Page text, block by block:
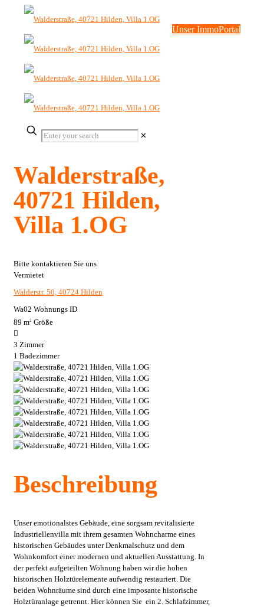
Unser ImmoPortal
✕
Walderstraße,
40721 Hilden,
Villa 1.OG
Bitte kontaktieren Sie uns
Vermietet
Walderstr. 50, 40724 Hilden
Wa02 Wohnungs ID
89 m2 Größe
3 Zimmer
1 Badezimmer
Beschreibung
Unser emotionalstes Gebäude, eine sorgsam revitalisierte
Industriellenvilla mit ihrem gesamten Wohncharme eines
historischen Gebäudes unter Denkmalschutz und dem
Wohnkomfort einer modernen und aktuellen Ausstattung. In
der perfekt aufgeteilten Wohnung haben wir die hohen
historischen Holztürelemente aufwendig restauriert. Die
beiden Wohnräume sind durch eine imposante historische
Holztüranlage getrennt. Hier können Sie ein 2. Schlafzimmer,